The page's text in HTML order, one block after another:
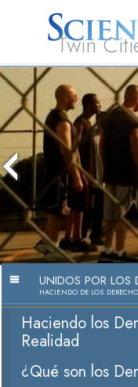
Twin
Acerca
Nosotros
L. Ronald
Hubbard
UNIDOS POR LOS
HACIENDO DE LOS
Haciendo los
Realidad
¿Qué son los